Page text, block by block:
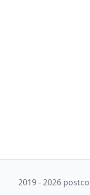
2019 - 2026